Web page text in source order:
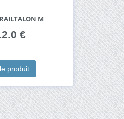
M
€
produit